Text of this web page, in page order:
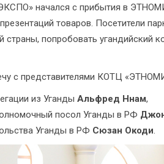
начался с прибытия в
товаров. Посетители
страны, попробовать угандийский
с представителями КОТЦ
из Уганды Альфред Ннам,
посол Уганды в РФ
Уганды в РФ Сюзан Окоди.